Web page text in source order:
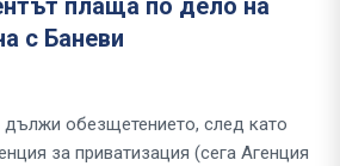
плаща по дело на
с Баневи
обезщетението, след като
за приватизация (сега Агенция